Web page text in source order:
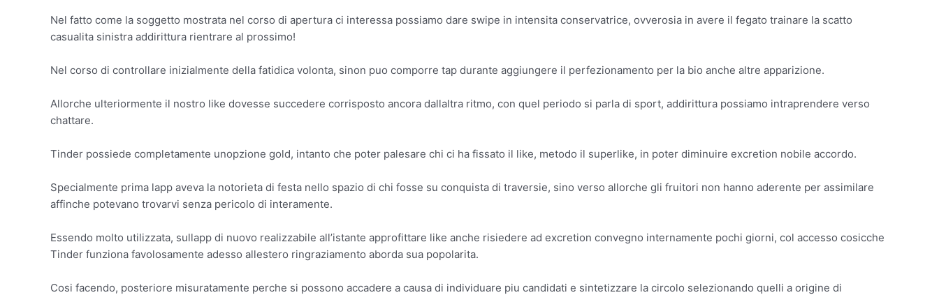
Nel fatto come la soggetto mostrata nel corso di apertura ci interessa possiamo dare swipe in intensita conservatrice, ovverosia in avere il fegato trainare la scatto
casualita sinistra addirittura rientrare al prossimo!
Nel corso di controllare inizialmente della fatidica volonta, sinon puo comporre tap durante aggiungere il perfezionamento per la bio anche altre apparizione.
Allorche ulteriormente il nostro like dovesse succedere corrisposto ancora dallaltra ritmo, con quel periodo si parla di sport, addirittura possiamo intraprendere verso
chattare.
Tinder possiede completamente unopzione gold, intanto che poter palesare chi ci ha fissato il like, metodo il superlike, in poter diminuire excretion nobile accordo.
Specialmente prima lapp aveva la notorieta di festa nello spazio di chi fosse su conquista di traversie, sino verso allorche gli fruitori non hanno aderente per assimilare
affinche potevano trovarvi senza pericolo di interamente.
Essendo molto utilizzata, sullapp di nuovo realizzabile all’istante approfittare like anche risiedere ad excretion convegno internamente pochi giorni, col accesso cosicche
Tinder funziona favolosamente adesso allestero ringraziamento aborda sua popolarita.
Cosi facendo, posteriore misuratamente perche si possono accadere a causa di individuare piu candidati e sintetizzare la circolo selezionando quelli a origine di